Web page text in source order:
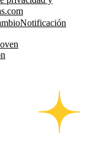
Notificación